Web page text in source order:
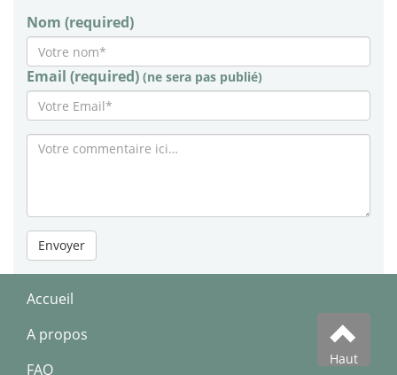
Nom (required)
Email (required) (ne sera pas publié)
Envoyer
Haut
Accueil
A propos
FAQ